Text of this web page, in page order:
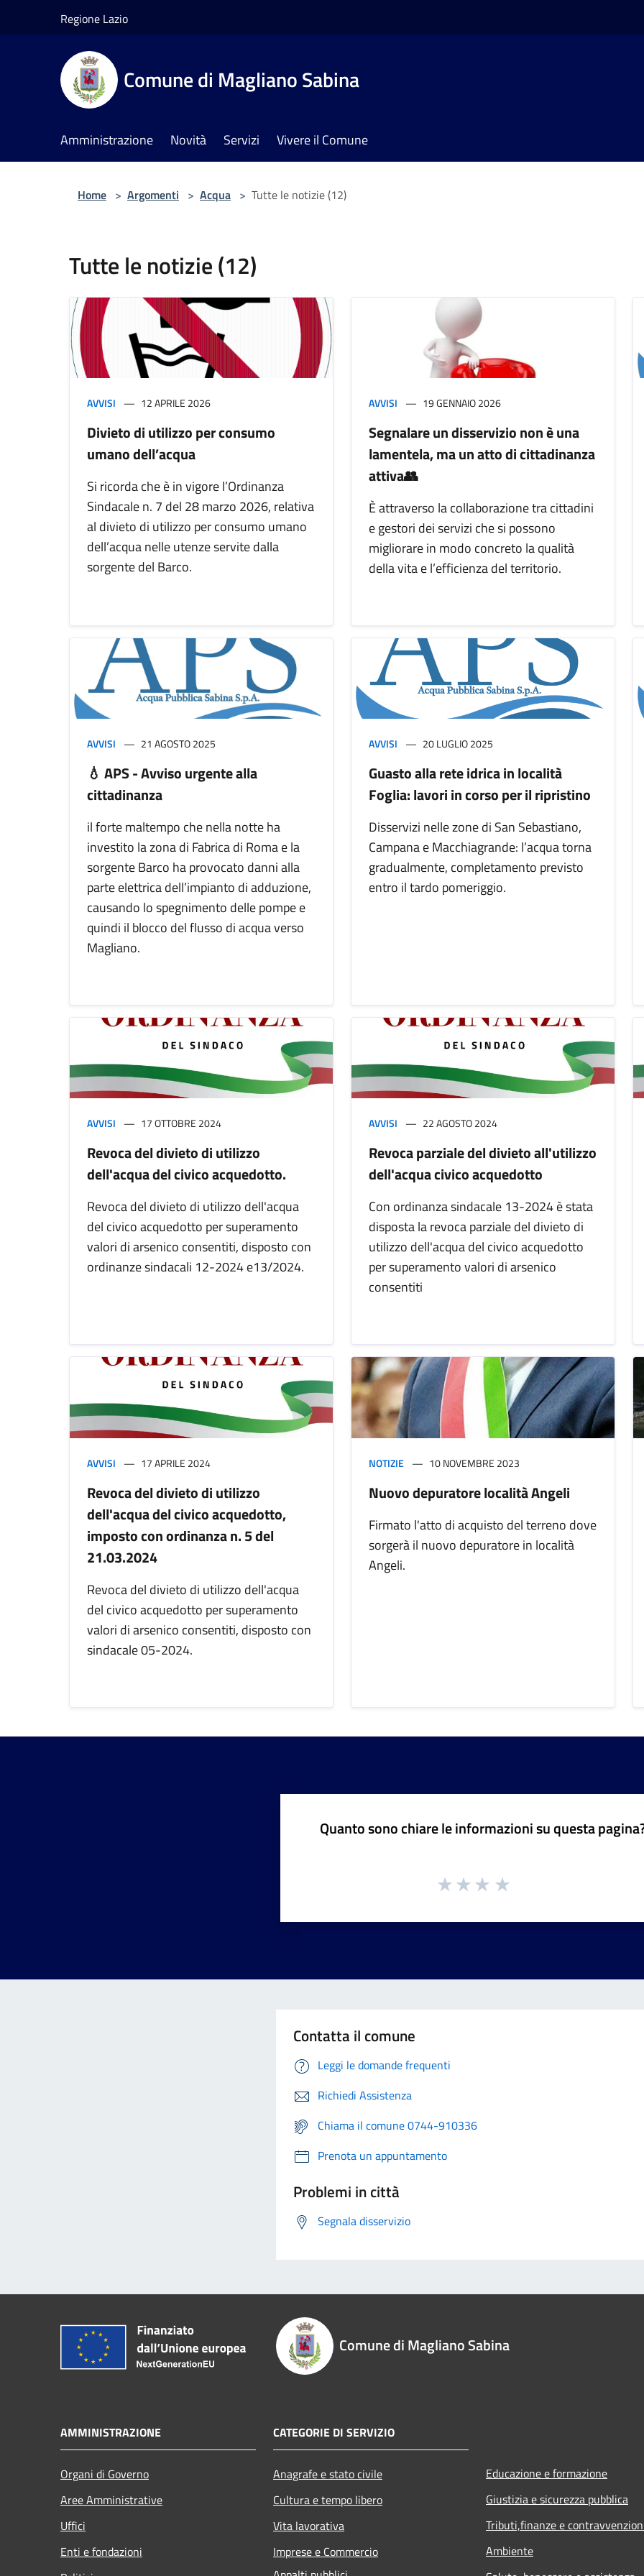
Regione Lazio
Comune di Magliano Sabina
Amministrazione Novità Servizi Vivere il Comune
Home > Argomenti > Acqua > Tutte le notizie (12)
Tutte le notizie (12)
AVVISI 12 APRILE 2026
Divieto di utilizzo per consumo
umano dell’acqua
Si ricorda che è in vigore l’Ordinanza
Sindacale n. 7 del 28 marzo 2026, relativa
al divieto di utilizzo per consumo umano
dell’acqua nelle utenze servite dalla
sorgente del Barco.
AVVISI 19 GENNAIO 2026
Segnalare un disservizio non è una
lamentela, ma un atto di cittadinanza
attiva👥
È attraverso la collaborazione tra cittadini
e gestori dei servizi che si possono
migliorare in modo concreto la qualità
della vita e l’efficienza del territorio.
AVVISI 21 AGOSTO 2025
💧 APS - Avviso urgente alla
cittadinanza
il forte maltempo che nella notte ha
investito la zona di Fabrica di Roma e la
sorgente Barco ha provocato danni alla
parte elettrica dell’impianto di adduzione,
causando lo spegnimento delle pompe e
quindi il blocco del flusso di acqua verso
Magliano.
AVVISI 20 LUGLIO 2025
Guasto alla rete idrica in località
Foglia: lavori in corso per il ripristino
Disservizi nelle zone di San Sebastiano,
Campana e Macchiagrande: l’acqua torna
gradualmente, completamento previsto
entro il tardo pomeriggio.
AVVISI 17 OTTOBRE 2024
Revoca del divieto di utilizzo
dell'acqua del civico acquedotto.
Revoca del divieto di utilizzo dell'acqua
del civico acquedotto per superamento
valori di arsenico consentiti, disposto con
ordinanze sindacali 12-2024 e13/2024.
AVVISI 22 AGOSTO 2024
Revoca parziale del divieto all'utilizzo
dell'acqua civico acquedotto
Con ordinanza sindacale 13-2024 è stata
disposta la revoca parziale del divieto di
utilizzo dell'acqua del civico acquedotto
per superamento valori di arsenico
consentiti
AVVISI 17 APRILE 2024
Revoca del divieto di utilizzo
dell'acqua del civico acquedotto,
imposto con ordinanza n. 5 del
21.03.2024
Revoca del divieto di utilizzo dell'acqua
del civico acquedotto per superamento
valori di arsenico consentiti, disposto con
sindacale 05-2024.
NOTIZIE 10 NOVEMBRE 2023
Nuovo depuratore località Angeli
Firmato l'atto di acquisto del terreno dove
sorgerà il nuovo depuratore in località
Angeli.
Quanto sono chiare le informazioni su questa
Contatta il comune
Leggi le domande frequenti
Richiedi Assistenza
Chiama il comune 0744-910336
Prenota un appuntamento
Problemi in città
Segnala disservizio
Comune di Magliano Sabina
AMMINISTRAZIONE
Organi di Governo
Aree Amministrative
Uffici
Enti e fondazioni
CATEGORIE DI SERVIZIO
Anagrafe e stato civile
Cultura e tempo libero
Vita lavorativa
Imprese e Commercio
Educazione e formazione
Giustizia e sicurezza pubblica
Tributi,finanze e
Ambiente